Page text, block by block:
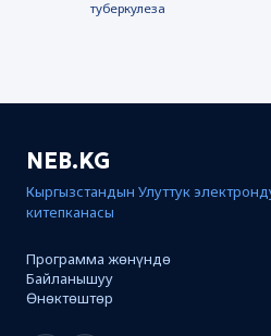
туберкулеза
NEB.KG
Кыргызстандын Улуттук
китепканасы
Программа жөнүндө
Байланышуу
Өнөктөштөр